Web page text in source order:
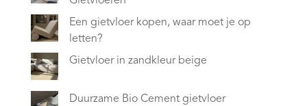
Een gietvloer kopen, waar moet je op
letten?
Gietvloer in zandkleur beige
Duurzame Bio Cement gietvloer